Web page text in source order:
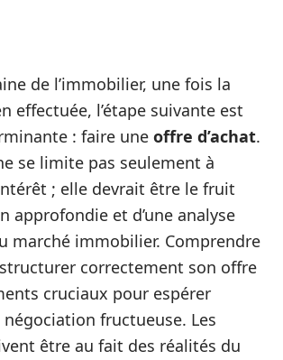
de l’immobilier, une fois la
effectuée, l’étape suivante est
: faire une offre d’achat.
se limite pas seulement à
; elle devrait être le fruit
approfondie et d’une analyse
marché immobilier. Comprendre
correctement son offre
cruciaux pour espérer
fructueuse. Les
être au fait des réalités du